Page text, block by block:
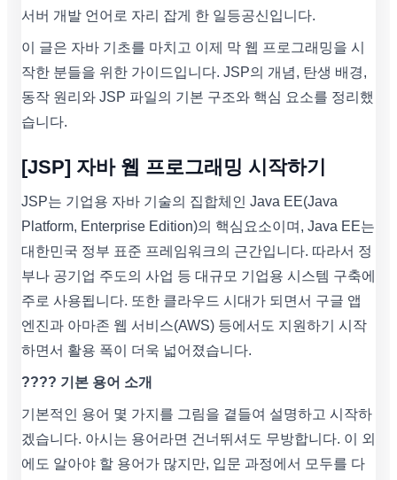
서버 개발 언어로 자리 잡게 한 일등공신입니다.
이 글은 자바 기초를 마치고 이제 막 웹 프로그래밍을 시
작한 분들을 위한 가이드입니다. JSP의 개념, 탄생 배경,
동작 원리와 JSP 파일의 기본 구조와 핵심 요소를 정리했
습니다.
[JSP] 자바 웹 프로그래밍 시작하기
JSP는 기업용 자바 기술의 집합체인 Java EE(Java
Platform, Enterprise Edition)의 핵심요소이며, Java EE는
대한민국 정부 표준 프레임워크의 근간입니다. 따라서 정
부나 공기업 주도의 사업 등 대규모 기업용 시스템 구축에
주로 사용됩니다. 또한 클라우드 시대가 되면서 구글 앱
엔진과 아마존 웹 서비스(AWS) 등에서도 지원하기 시작
하면서 활용 폭이 더욱 넓어졌습니다.
???? 기본 용어 소개
기본적인 용어 몇 가지를 그림을 곁들여 설명하고 시작하
겠습니다. 아시는 용어라면 건너뛰셔도 무방합니다. 이 외
에도 알아야 할 용어가 많지만, 입문 과정에서 모두를 다